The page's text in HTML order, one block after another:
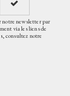
notre newsletter par
via les liens de
consultez notre